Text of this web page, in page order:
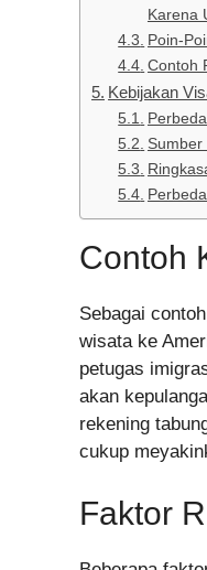
Karena
Poin-
Contoh
Kebijakan
Sumber
Contoh
Sebagai
wisata ke
petugas
akan
rekening
cukup
Faktor